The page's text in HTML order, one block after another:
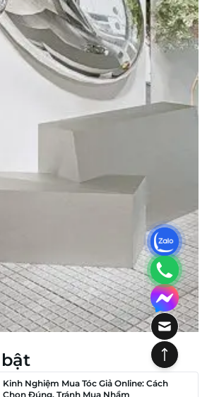
Kinh Nghiệm Mua Tóc Giả Online: Cách
Chọn Đúng, Tránh Mua Nhầm